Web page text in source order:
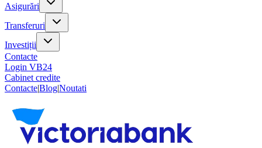
Asigurări
Transferuri
Investiții
Contacte
Login VB24
Cabinet credite
Contacte|Blog|Noutati